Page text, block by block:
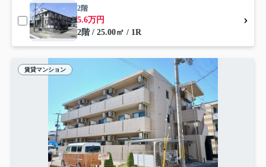
2階
5.6万円
2階 / 25.00㎡ / 1R
賃貸マンション